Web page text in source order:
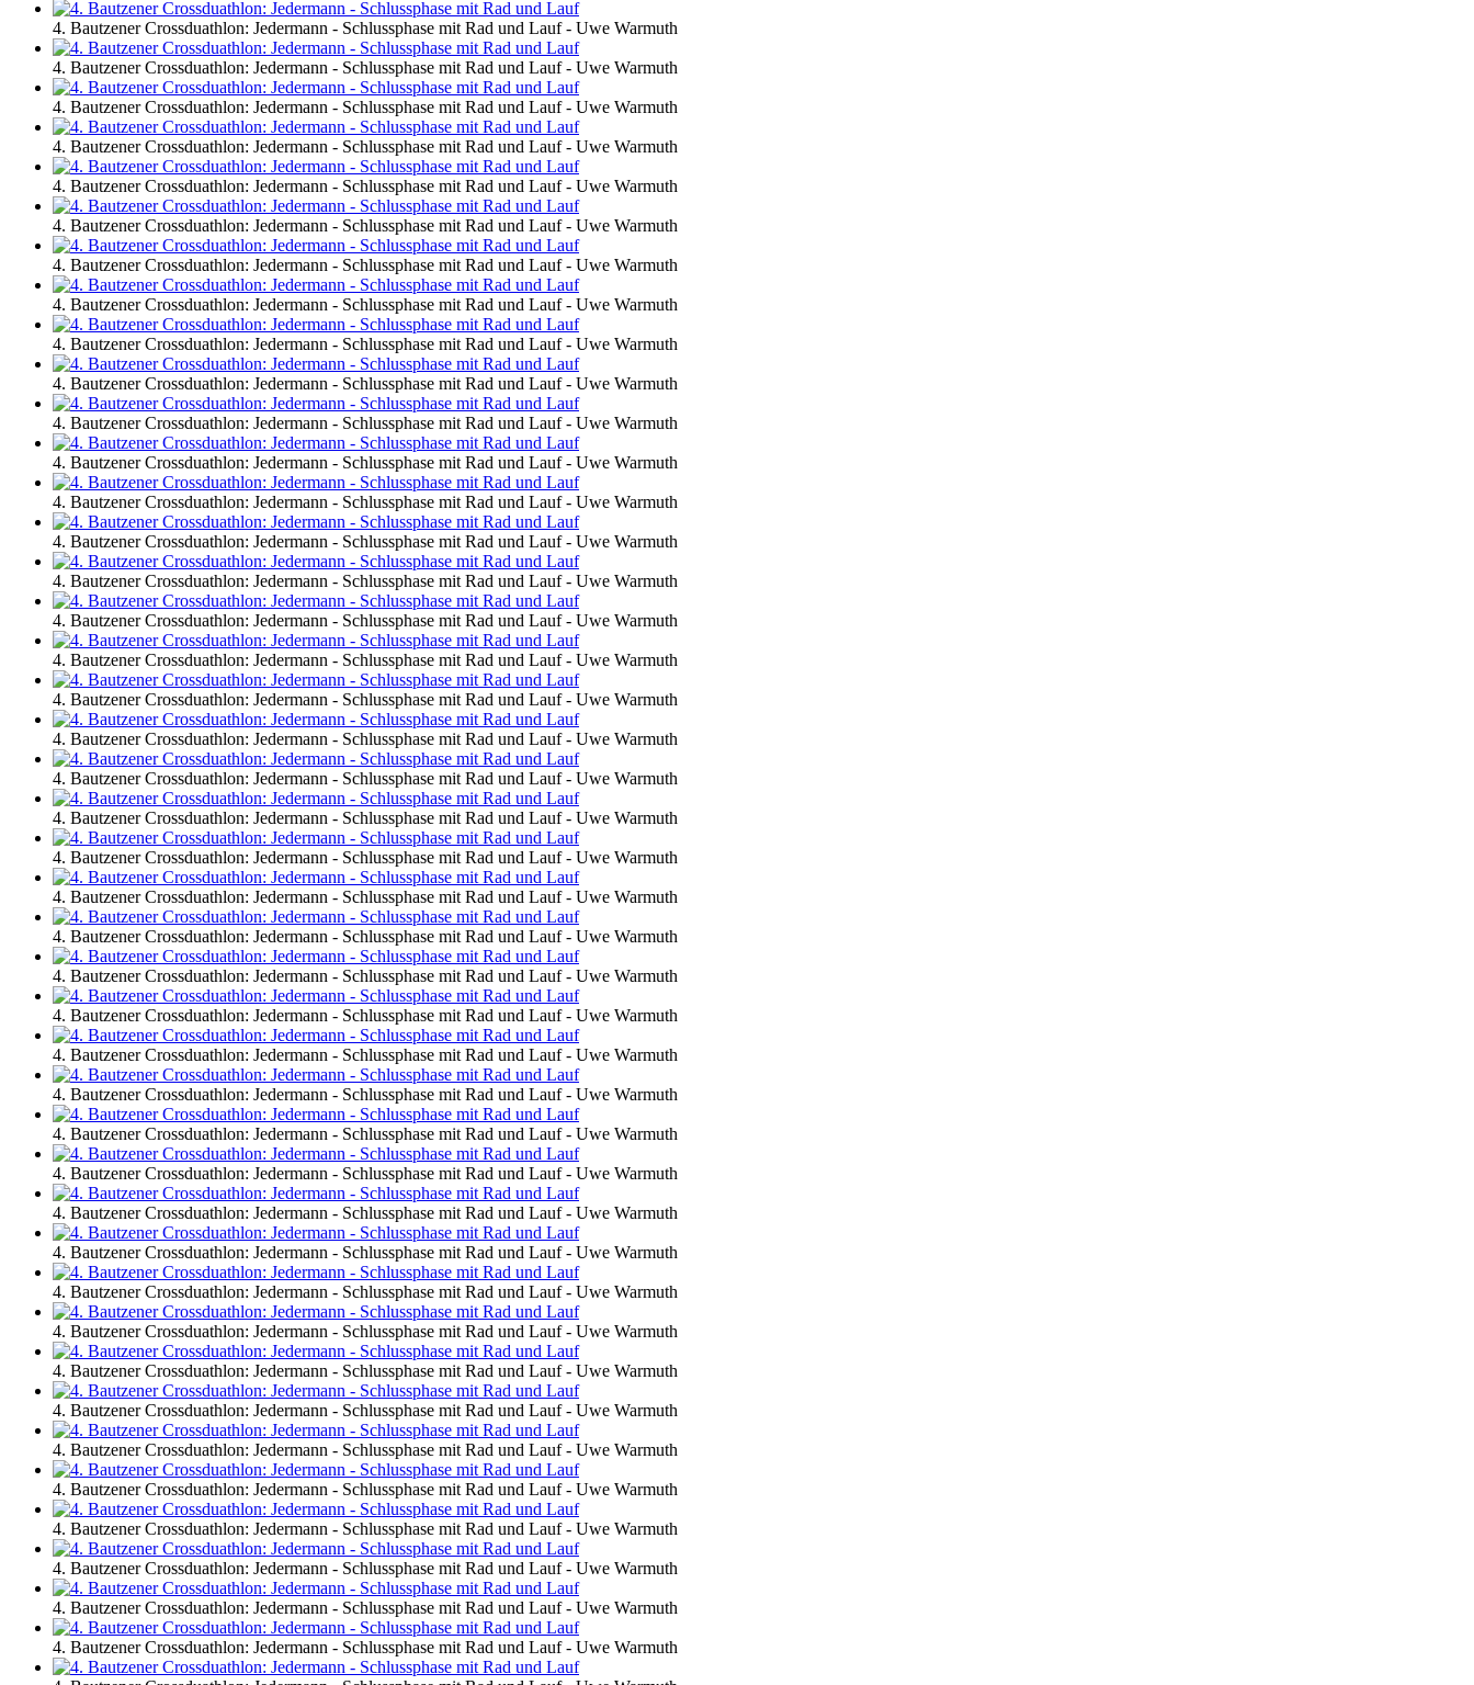
4. Bautzener Crossduathlon: Jedermann - Schlussphase mit Rad und Lauf - Uwe Warmuth
4. Bautzener Crossduathlon: Jedermann - Schlussphase mit Rad und Lauf - Uwe Warmuth
4. Bautzener Crossduathlon: Jedermann - Schlussphase mit Rad und Lauf - Uwe Warmuth
4. Bautzener Crossduathlon: Jedermann - Schlussphase mit Rad und Lauf - Uwe Warmuth
4. Bautzener Crossduathlon: Jedermann - Schlussphase mit Rad und Lauf - Uwe Warmuth
4. Bautzener Crossduathlon: Jedermann - Schlussphase mit Rad und Lauf - Uwe Warmuth
4. Bautzener Crossduathlon: Jedermann - Schlussphase mit Rad und Lauf - Uwe Warmuth
4. Bautzener Crossduathlon: Jedermann - Schlussphase mit Rad und Lauf - Uwe Warmuth
4. Bautzener Crossduathlon: Jedermann - Schlussphase mit Rad und Lauf - Uwe Warmuth
4. Bautzener Crossduathlon: Jedermann - Schlussphase mit Rad und Lauf - Uwe Warmuth
4. Bautzener Crossduathlon: Jedermann - Schlussphase mit Rad und Lauf - Uwe Warmuth
4. Bautzener Crossduathlon: Jedermann - Schlussphase mit Rad und Lauf - Uwe Warmuth
4. Bautzener Crossduathlon: Jedermann - Schlussphase mit Rad und Lauf - Uwe Warmuth
4. Bautzener Crossduathlon: Jedermann - Schlussphase mit Rad und Lauf - Uwe Warmuth
4. Bautzener Crossduathlon: Jedermann - Schlussphase mit Rad und Lauf - Uwe Warmuth
4. Bautzener Crossduathlon: Jedermann - Schlussphase mit Rad und Lauf - Uwe Warmuth
4. Bautzener Crossduathlon: Jedermann - Schlussphase mit Rad und Lauf - Uwe Warmuth
4. Bautzener Crossduathlon: Jedermann - Schlussphase mit Rad und Lauf - Uwe Warmuth
4. Bautzener Crossduathlon: Jedermann - Schlussphase mit Rad und Lauf - Uwe Warmuth
4. Bautzener Crossduathlon: Jedermann - Schlussphase mit Rad und Lauf - Uwe Warmuth
4. Bautzener Crossduathlon: Jedermann - Schlussphase mit Rad und Lauf - Uwe Warmuth
4. Bautzener Crossduathlon: Jedermann - Schlussphase mit Rad und Lauf - Uwe Warmuth
4. Bautzener Crossduathlon: Jedermann - Schlussphase mit Rad und Lauf - Uwe Warmuth
4. Bautzener Crossduathlon: Jedermann - Schlussphase mit Rad und Lauf - Uwe Warmuth
4. Bautzener Crossduathlon: Jedermann - Schlussphase mit Rad und Lauf - Uwe Warmuth
4. Bautzener Crossduathlon: Jedermann - Schlussphase mit Rad und Lauf - Uwe Warmuth
4. Bautzener Crossduathlon: Jedermann - Schlussphase mit Rad und Lauf - Uwe Warmuth
4. Bautzener Crossduathlon: Jedermann - Schlussphase mit Rad und Lauf - Uwe Warmuth
4. Bautzener Crossduathlon: Jedermann - Schlussphase mit Rad und Lauf - Uwe Warmuth
4. Bautzener Crossduathlon: Jedermann - Schlussphase mit Rad und Lauf - Uwe Warmuth
4. Bautzener Crossduathlon: Jedermann - Schlussphase mit Rad und Lauf - Uwe Warmuth
4. Bautzener Crossduathlon: Jedermann - Schlussphase mit Rad und Lauf - Uwe Warmuth
4. Bautzener Crossduathlon: Jedermann - Schlussphase mit Rad und Lauf - Uwe Warmuth
4. Bautzener Crossduathlon: Jedermann - Schlussphase mit Rad und Lauf - Uwe Warmuth
4. Bautzener Crossduathlon: Jedermann - Schlussphase mit Rad und Lauf - Uwe Warmuth
4. Bautzener Crossduathlon: Jedermann - Schlussphase mit Rad und Lauf - Uwe Warmuth
4. Bautzener Crossduathlon: Jedermann - Schlussphase mit Rad und Lauf - Uwe Warmuth
4. Bautzener Crossduathlon: Jedermann - Schlussphase mit Rad und Lauf - Uwe Warmuth
4. Bautzener Crossduathlon: Jedermann - Schlussphase mit Rad und Lauf - Uwe Warmuth
4. Bautzener Crossduathlon: Jedermann - Schlussphase mit Rad und Lauf - Uwe Warmuth
4. Bautzener Crossduathlon: Jedermann - Schlussphase mit Rad und Lauf - Uwe Warmuth
4. Bautzener Crossduathlon: Jedermann - Schlussphase mit Rad und Lauf - Uwe Warmuth